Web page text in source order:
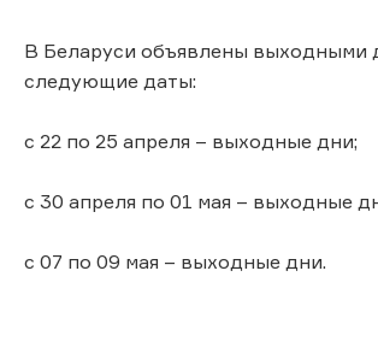
В Беларуси объявлены выходными
следующие даты:
с 22 по 25 апреля – выходные дни;
с 30 апреля по 01 мая – выходные
с 07 по 09 мая – выходные дни.